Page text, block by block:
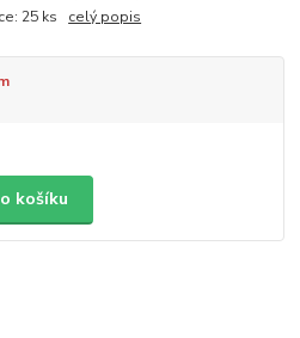
25 ks celý popis
košíku